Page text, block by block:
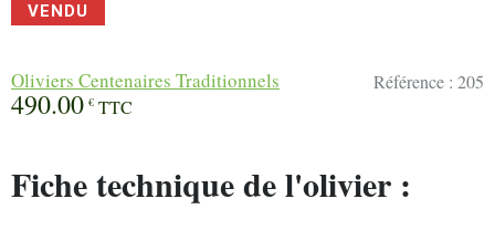
VENDU
Oliviers Centenaires Traditionnels Référence : 205
490.00 € TTC
Fiche technique de l'olivier :